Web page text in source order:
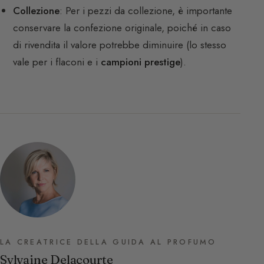
Collezione: Per i pezzi da collezione, è importante
conservare la confezione originale, poiché in caso
di rivendita il valore potrebbe diminuire (lo stesso
vale per i flaconi e i campioni prestige).
LA CREATRICE DELLA GUIDA AL PROFUMO
Sylvaine Delacourte